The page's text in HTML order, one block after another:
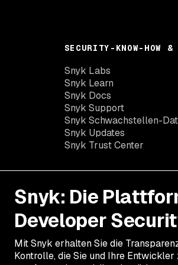
SECURITY-KNOW-HOW &
Snyk Labs
Snyk Learn
Snyk Docs
Snyk Support
Snyk Schwachstellen-
Snyk Updates
Snyk Trust Center
Snyk: Die
Developer
Mit Snyk erhalten Sie die
Kontrolle, die Sie und Ihre